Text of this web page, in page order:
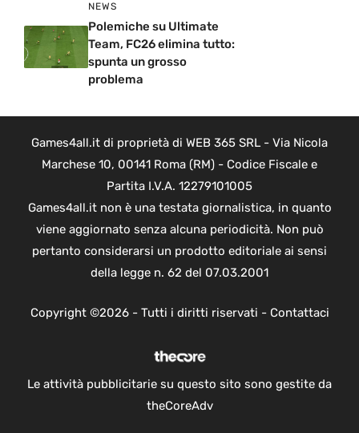
NEWS
Polemiche su Ultimate
Team, FC26 elimina tutto:
spunta un grosso
problema
Games4all.it di proprietà di WEB 365 SRL - Via Nicola
Marchese 10, 00141 Roma (RM) - Codice Fiscale e
Partita I.V.A. 12279101005
Games4all.it non è una testata giornalistica, in quanto
viene aggiornato senza alcuna periodicità. Non può
pertanto considerarsi un prodotto editoriale ai sensi
della legge n. 62 del 07.03.2001
Copyright ©2026 - Tutti i diritti riservati - Contattaci
Le attività pubblicitarie su questo sito sono gestite da
theCoreAdv